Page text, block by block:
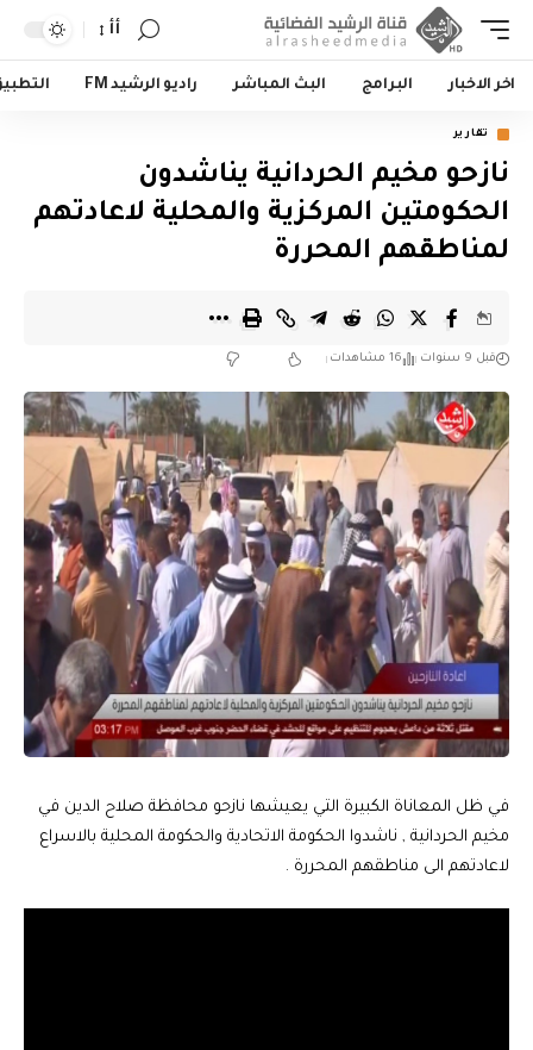
أأ
اخر الاخبار البرامج البث المباشر راديو الرشيد FM
تقارير
نازحو مخيم الحردانية يناشدون
الحكومتين المركزية والمحلية لاعادتهم
لمناطقهم المحررة
قبل 9 سنوات 16 مشاهدات
في ظل المعاناة الكبيرة التي يعيشها نازحو محافظة صلاح الدين في
مخيم الحردانية , ناشدوا الحكومة الاتحادية والحكومة المحلية بالاسراع
لاعادتهم الى مناطقهم المحررة .